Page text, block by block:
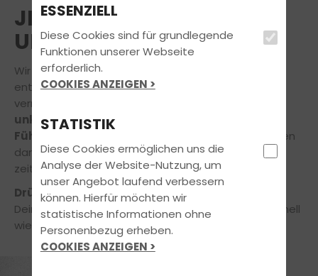
JETZT ONLINE ANMELDEN
UND DURCHSTARTEN!
Wir freuen uns, dass Du Dich für unsere Fahrschule
entschieden hast! Um lästige Wartezeiten zu
vermeiden, kannst Du Dir
unkompliziert Deinen Platz zur
Führerscheinausbildung reservieren.
Wir bereiten
dann alle Unterlagen für Dich vor und setzen uns
zeitnah mit Dir in Verbindung.
Drück aufs Gaspedalund sichere Dir noch heute
Deinen Platz in unserer Fahrschule, damit Du so schnell
wie möglich mit der Ausbildung beginnen kannst.
ESSENZIELL
Diese Cookies sind für grundlegende
Funktionen unserer Webseite
erforderlich.
COOKIES ANZEIGEN >
STATISTIK
Diese Cookies ermöglichen uns die
Analyse der Website-Nutzung, um
unser Angebot laufend verbessern
können. Hierfür möchten wir
statistische Informationen ohne
Personenbezug erheben.
COOKIES ANZEIGEN >